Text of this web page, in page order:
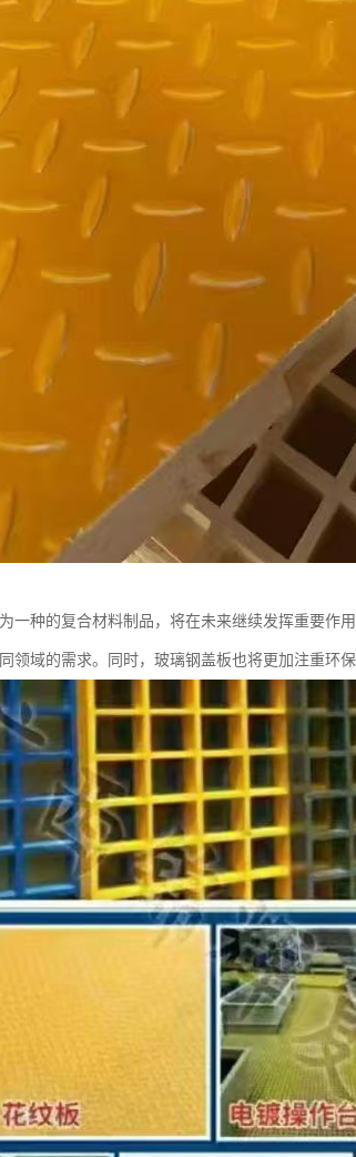
一种的复合材料制品，将在未来继续发挥重要作
领域的需求。同时，玻璃钢盖板也将更加注重环